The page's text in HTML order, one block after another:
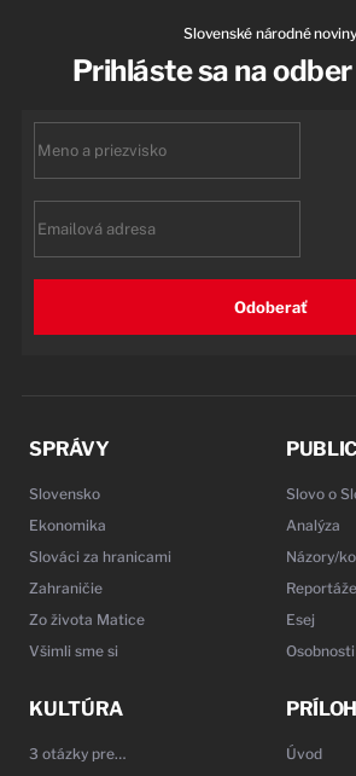
Slovenské národné noviny
Prihláste sa na
Odoberať
SPRÁVY
Slovensko
Ekonomika
Slováci za hranicami
Zahraničie
Zo života Matice
Všimli sme si
Slovo o
Analýza
Názory/
Reportáže
Esej
KULTÚRA
3 otázky pre…
Úvod